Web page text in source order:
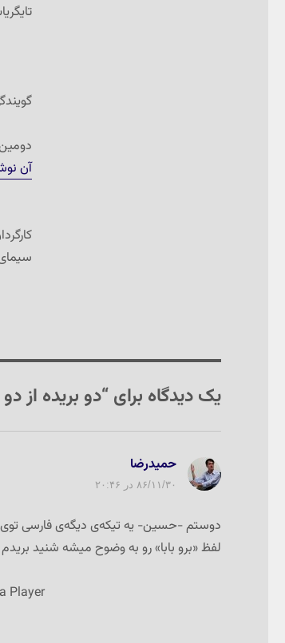
آن
یک دیدگاه برای “دو بریده از
حمیدرضا
۸۶/۱۱/۳۰ در ۲۰:۴۶
دوستم -حسین- یه تیکه‌ی دیگه‌ی فارسی
لفظ «برو بابا» رو به وضوح میشه شنید
Player.